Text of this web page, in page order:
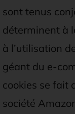
sont tenus
déterminent à
à l’utilisation
géant du e-
cookies se fait
société